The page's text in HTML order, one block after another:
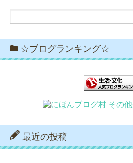
☆ブログランキング☆
最近の投稿